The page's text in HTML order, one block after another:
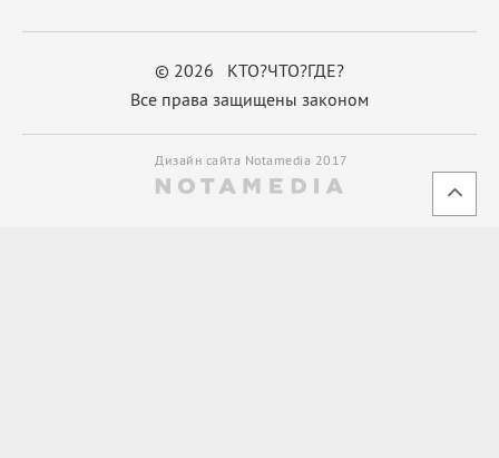
© 2026 КТО?ЧТО?ГДЕ?
Все права защищены законом
Дизайн сайта Notamedia 2017